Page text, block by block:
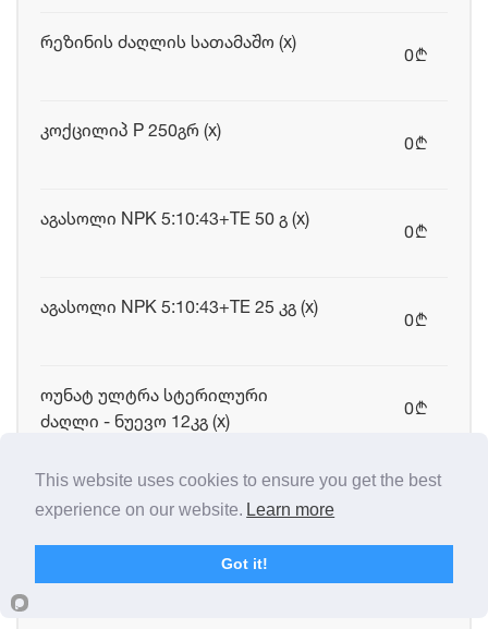
რეზინის ძაღლის სათამაშო (x)
0b
კოქცილიპ P 250გრ (x)
0b
აგასოლი NPK 5:10:43+TE 50 გ (x)
0b
აგასოლი NPK 5:10:43+TE 25 კგ (x)
0b
ოუნატ ულტრა სტერილური
ძაღლი - ნუევო 12კგ (x)
0b
ბაქ 200 1 ლ (x)
ფერმენტაციული საგები 250 გ (x)
0b
This website uses cookies to ensure you get the best
experience on our website. Learn more
Got it!